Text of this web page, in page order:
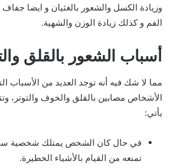
وزيادة الكسل والشعور بالغثيان و ايضا
الفم و كذلك زيادة الوزن والشهية.
أسباب الشعور بالقلق
مما لا شك فيه أنه توجد العديد من الأسباب
الأشخاص مصابين بالقلق والخوف والتوتر،
يأتي:
في حال كان الشخص يمتلك شخصية
تمنعه من القيام بالأشياء الخطيرة.